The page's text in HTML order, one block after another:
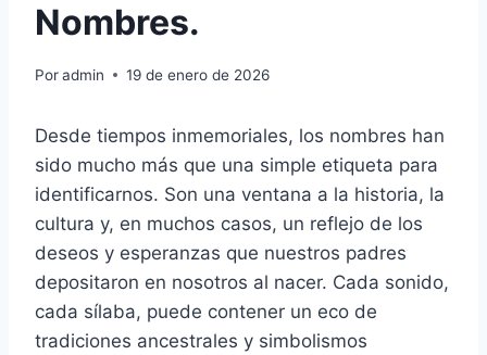
Nombres.
Poradmin 19 de enero de 2026
Desde tiempos inmemoriales, los nombres han
sido mucho más que una simple etiqueta para
identificarnos. Son una ventana a la historia, la
cultura y, en muchos casos, un reflejo de los
deseos y esperanzas que nuestros padres
depositaron en nosotros al nacer. Cada sonido,
cada sílaba, puede contener un eco de
tradiciones ancestrales y simbolismos